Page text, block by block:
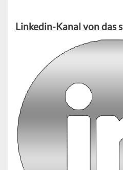
Linkedin-Kanal von das